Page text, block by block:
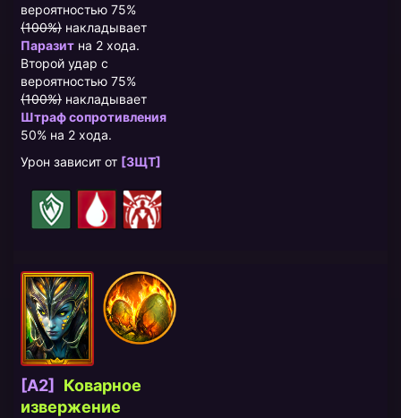
вероятностью 75%
(100%) накладывает
Паразит на 2 хода.
Второй удар с
вероятностью 75%
(100%) накладывает
Штраф сопротивления
50% на 2 хода.
Урон зависит от [ЗЩТ]
[A2]
Коварное
извержение